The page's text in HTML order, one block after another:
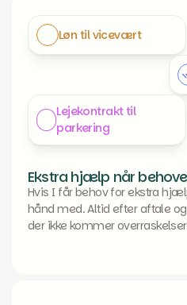
Løn til vicevært
Lejekontrakt til
parkering
Ekstra hjælp når
Hvis I får behov for ekstra
hånd med. Altid efter aftale
der ikke kommer